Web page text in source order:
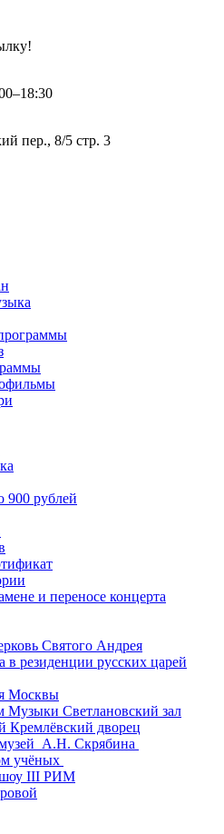
пер., 8/5 стр. 3
900 рублей
и переносе концерта
Святого Андрея
в резиденции русских царей
Москвы
Музыки Светлановский зал
Кремлёвский дворец
А.Н. Скрябина
учёных
шоу III РИМ